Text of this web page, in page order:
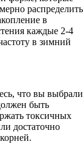
распределить
в
каждые 2-4
в зимний
что вы выбрали
быть
токсичных
достаточно